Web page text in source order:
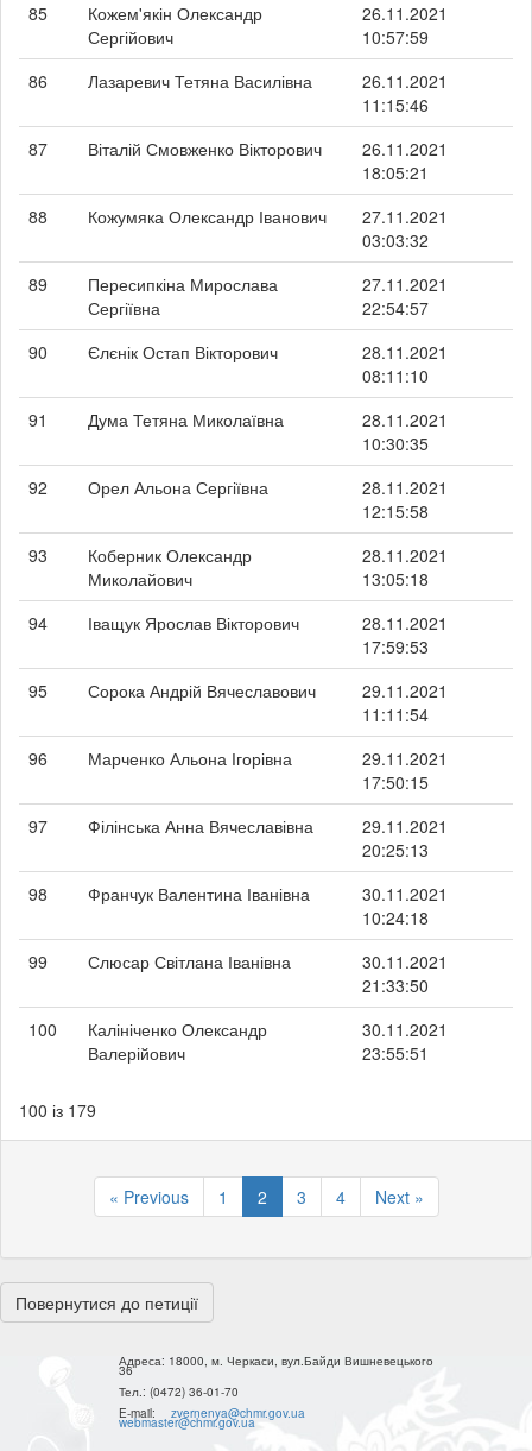
85
Кожем'якін Олександр
Сергійович
26.11.2021
10:57:59
86
Лазаревич Тетяна Василівна
26.11.2021
11:15:46
87
Віталій Смовженко Вікторович
26.11.2021
18:05:21
88
Кожумяка Олександр Іванович
27.11.2021
03:03:32
89
Пересипкіна Мирослава
Сергіївна
27.11.2021
22:54:57
90
Єлєнік Остап Вікторович
28.11.2021
08:11:10
91
Дума Тетяна Миколаївна
28.11.2021
10:30:35
92
Орел Альона Сергіївна
28.11.2021
12:15:58
93
Коберник Олександр
Миколайович
28.11.2021
13:05:18
94
Іващук Ярослав Вікторович
28.11.2021
17:59:53
95
Сорока Андрій Вячеславович
29.11.2021
11:11:54
96
Марченко Альона Ігорівна
29.11.2021
17:50:15
97
Філінська Анна Вячеславівна
29.11.2021
20:25:13
98
Франчук Валентина Іванівна
30.11.2021
10:24:18
99
Слюсар Світлана Іванівна
30.11.2021
21:33:50
100
Калініченко Олександр
Валерійович
30.11.2021
23:55:51
100 із 179
« Previous 1 2 3 4 Next »
Повернутися до петиції
Адреса: 18000, м. Черкаси, вул.Байди Вишневецького
36
Тел.: (0472) 36-01-70
E-mail:
zvernenya@chmr.gov.ua
webmaster@chmr.gov.ua